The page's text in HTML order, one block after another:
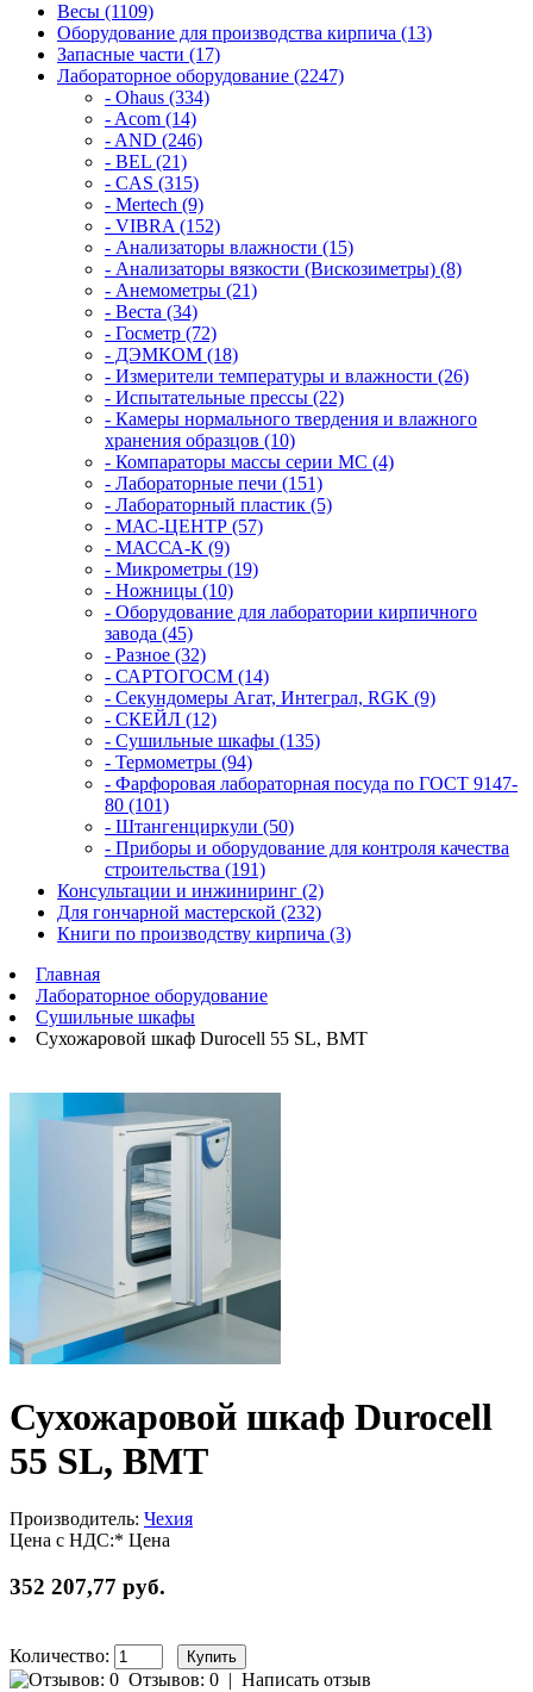
Весы (1109)
Оборудование для производства кирпича (13)
Запасные части (17)
Лабораторное оборудование (2247)
- Ohaus (334)
- Acom (14)
- AND (246)
- BEL (21)
- CAS (315)
- Mertech (9)
- VIBRA (152)
- Анализаторы влажности (15)
- Анализаторы вязкости (Вискозиметры) (8)
- Анемометры (21)
- Веста (34)
- Госметр (72)
- ДЭМКОМ (18)
- Измерители температуры и влажности (26)
- Испытательные прессы (22)
- Камеры нормального твердения и влажного
хранения образцов (10)
- Компараторы массы серии MC (4)
- Лабораторные печи (151)
- Лабораторный пластик (5)
- МАС-ЦЕНТР (57)
- МАССА-К (9)
- Микрометры (19)
- Ножницы (10)
- Оборудование для лаборатории кирпичного
завода (45)
- Разное (32)
- САРТОГОСМ (14)
- Секундомеры Агат, Интеграл, RGK (9)
- СКЕЙЛ (12)
- Сушильные шкафы (135)
- Термометры (94)
- Фарфоровая лабораторная посуда по ГОСТ 9147-
80 (101)
- Штангенциркули (50)
- Приборы и оборудование для контроля качества
строительства (191)
Консультации и инжиниринг (2)
Для гончарной мастерской (232)
Книги по производству кирпича (3)
Главная
Лабораторное оборудование
Сушильные шкафы
Сухожаровой шкаф Durocell 55 SL, BMT
Сухожаровой шкаф Durocell
55 SL, BMT
Производитель: Чехия
Цена с НДС:* Цена
352 207,77 руб.
Количество:
Отзывов: 0 | Написать отзыв